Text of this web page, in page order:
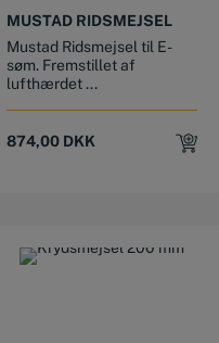
MUSTAD RIDSMEJSEL
Mustad Ridsmejsel til E-
søm. Fremstillet af
lufthærdet ...
874,00 DKK